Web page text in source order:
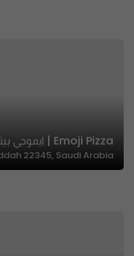
Emoji Pizza | ايموجي بيتزا
22345, Saudi Arabia